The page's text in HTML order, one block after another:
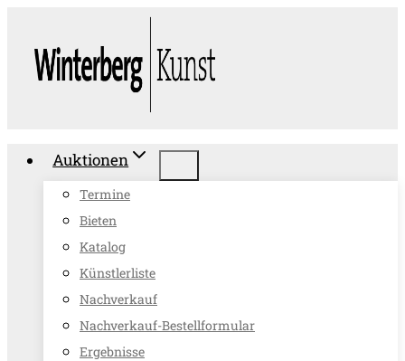
springen
Auktionen
Termine
Bieten
Katalog
Künstlerliste
Nachverkauf
Nachverkauf-Bestellformular
Ergebnisse